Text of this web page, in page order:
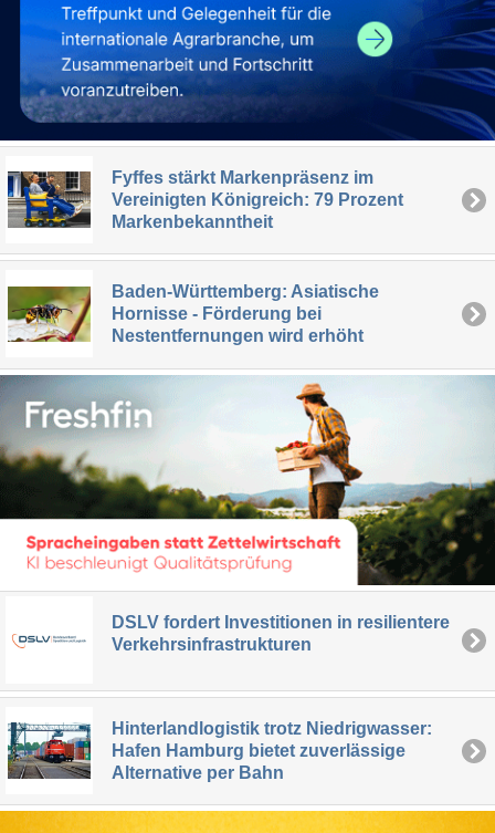
Fyffes stärkt Markenpräsenz im
Vereinigten Königreich: 79 Prozent
Markenbekanntheit
Baden-Württemberg: Asiatische
Hornisse - Förderung bei
Nestentfernungen wird erhöht
DSLV fordert Investitionen in resilientere
Verkehrsinfrastrukturen
Hinterlandlogistik trotz Niedrigwasser:
Hafen Hamburg bietet zuverlässige
Alternative per Bahn